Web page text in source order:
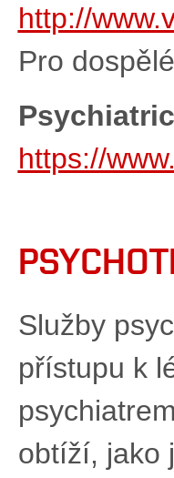
http://
Pro
https://
Služby
přístupu k
obtíží, jako